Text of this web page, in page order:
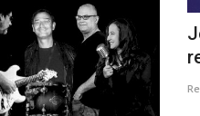
Mecânica
de...
3558